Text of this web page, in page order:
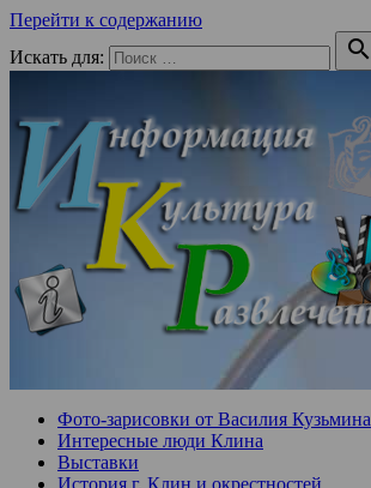
Перейти к содержанию
Искать для:

Фото-зарисовки от Василия Кузьмина
Интересные люди Клина
Выставки
История г. Клин и окрестностей